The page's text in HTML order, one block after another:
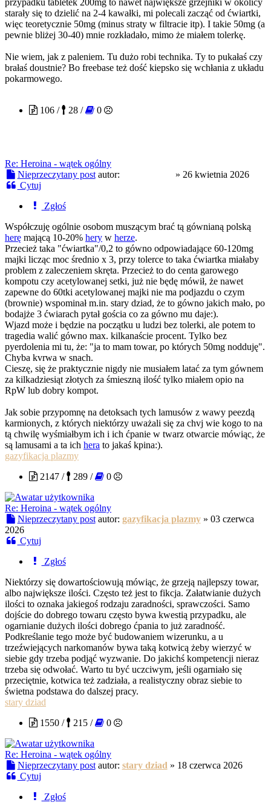
starały się to dzielić na 2-4 kawałki, mi polecali zacząć od ćwiartki,
więc teoretycznie 50mg (minus straty w filtracie itp). I takie 50mg (a
pewnie bliżej 30-40) mnie rozkładało, mimo że miałem tolerkę.
Nie wiem, jak z paleniem. Tu dużo robi technika. Ty to pukałaś czy
brałaś doustnie? Bo freebase też dość kiepsko się wchłania z układu
pokarmowego.
106 /
28 / 0
Re: Heroina - wątek ogólny
Nieprzeczytany post autor: » 26 kwietnia 2026
Cytuj
Zgłoś
Współczuję ogólnie osobom muszącym brać tą gównianą polską
herę mającą 10-20% hery w herze.
Przecież taka "ćwiartka"/0,2 to gówno odpowiadające 60-120mg
majki licząc moc średnio x 3, przy tolerce to taka ćwiartka miałaby
problem z zaleczeniem skręta. Przecież to do centa garowego
kompotu czy acetylowanej setki, już nie będę mówił, że nawet
zapewne do 60tki acetylowanej majki nie ma podjazdu o czym
(brownie) wspominał m.in. stary dziad, że to gówno jakich mało, po
bodajże 3 ćwiarach pytał gościa co za gówno mu daje:).
Wjazd może i będzie na początku u ludzi bez tolerki, ale potem to
tragedia walić gówno max. kilkanaście procent. Tylko bez
pyerdolenia mi tu, że: "ja to mam towar, po których 50mg nodduję".
Chyba kvrwa w snach.
Cieszę, się że praktycznie nigdy nie musiałem latać za tym gównem
za kilkadziesiąt złotych za śmieszną ilość tylko miałem opio na
RpW lub dobry kompot.
Jak sobie przypomnę na detoksach tych lamusów z wawy peezdą
karmionych, z których niektórzy uważali się za chvj wie kogo to na
tą chwilę wyśmiałbym ich i ich ćpanie w twarz otwarcie mówiąc, że
są lamusami a ta ich hera to jakaś kpina:).
gazyfikacja plazmy
2147 /
289 / 0
Re: Heroina - wątek ogólny
Nieprzeczytany post autor: gazyfikacja plazmy» 03 czerwca
2026
Cytuj
Zgłoś
Niektórzy się dowartościowują mówiąc, że grzeją najlepszy towar,
albo największe ilości. Często też jest to fikcja. Załatwianie dużych
ilości to oznaka jakiegoś rodzaju zaradności, sprawczości. Samo
dojście do dobrego towaru często bywa kwestią przypadku, ale
ogarnianie dużych ilości dobrego ćpania to już zaradność.
Podkreślanie tego może być budowaniem wizerunku, a u
trzeźwiejących narkomanów bywa taką kotwicą żeby wierzyć w
siebie gdy trzeba podjąć wyzwanie. Do jakichś kompetencji nieraz
trzeba się odwołać. Warto tu być uczciwym, jeśli ogarniało się
przeciętnie, kotwica też zadziała, a realistyczny obraz siebie to
świetna podstawa do dalszej pracy.
stary dziad
1550 /
215 / 0
Re: Heroina - wątek ogólny
Nieprzeczytany post autor: stary dziad » 18 czerwca 2026
Cytuj
Zgłoś